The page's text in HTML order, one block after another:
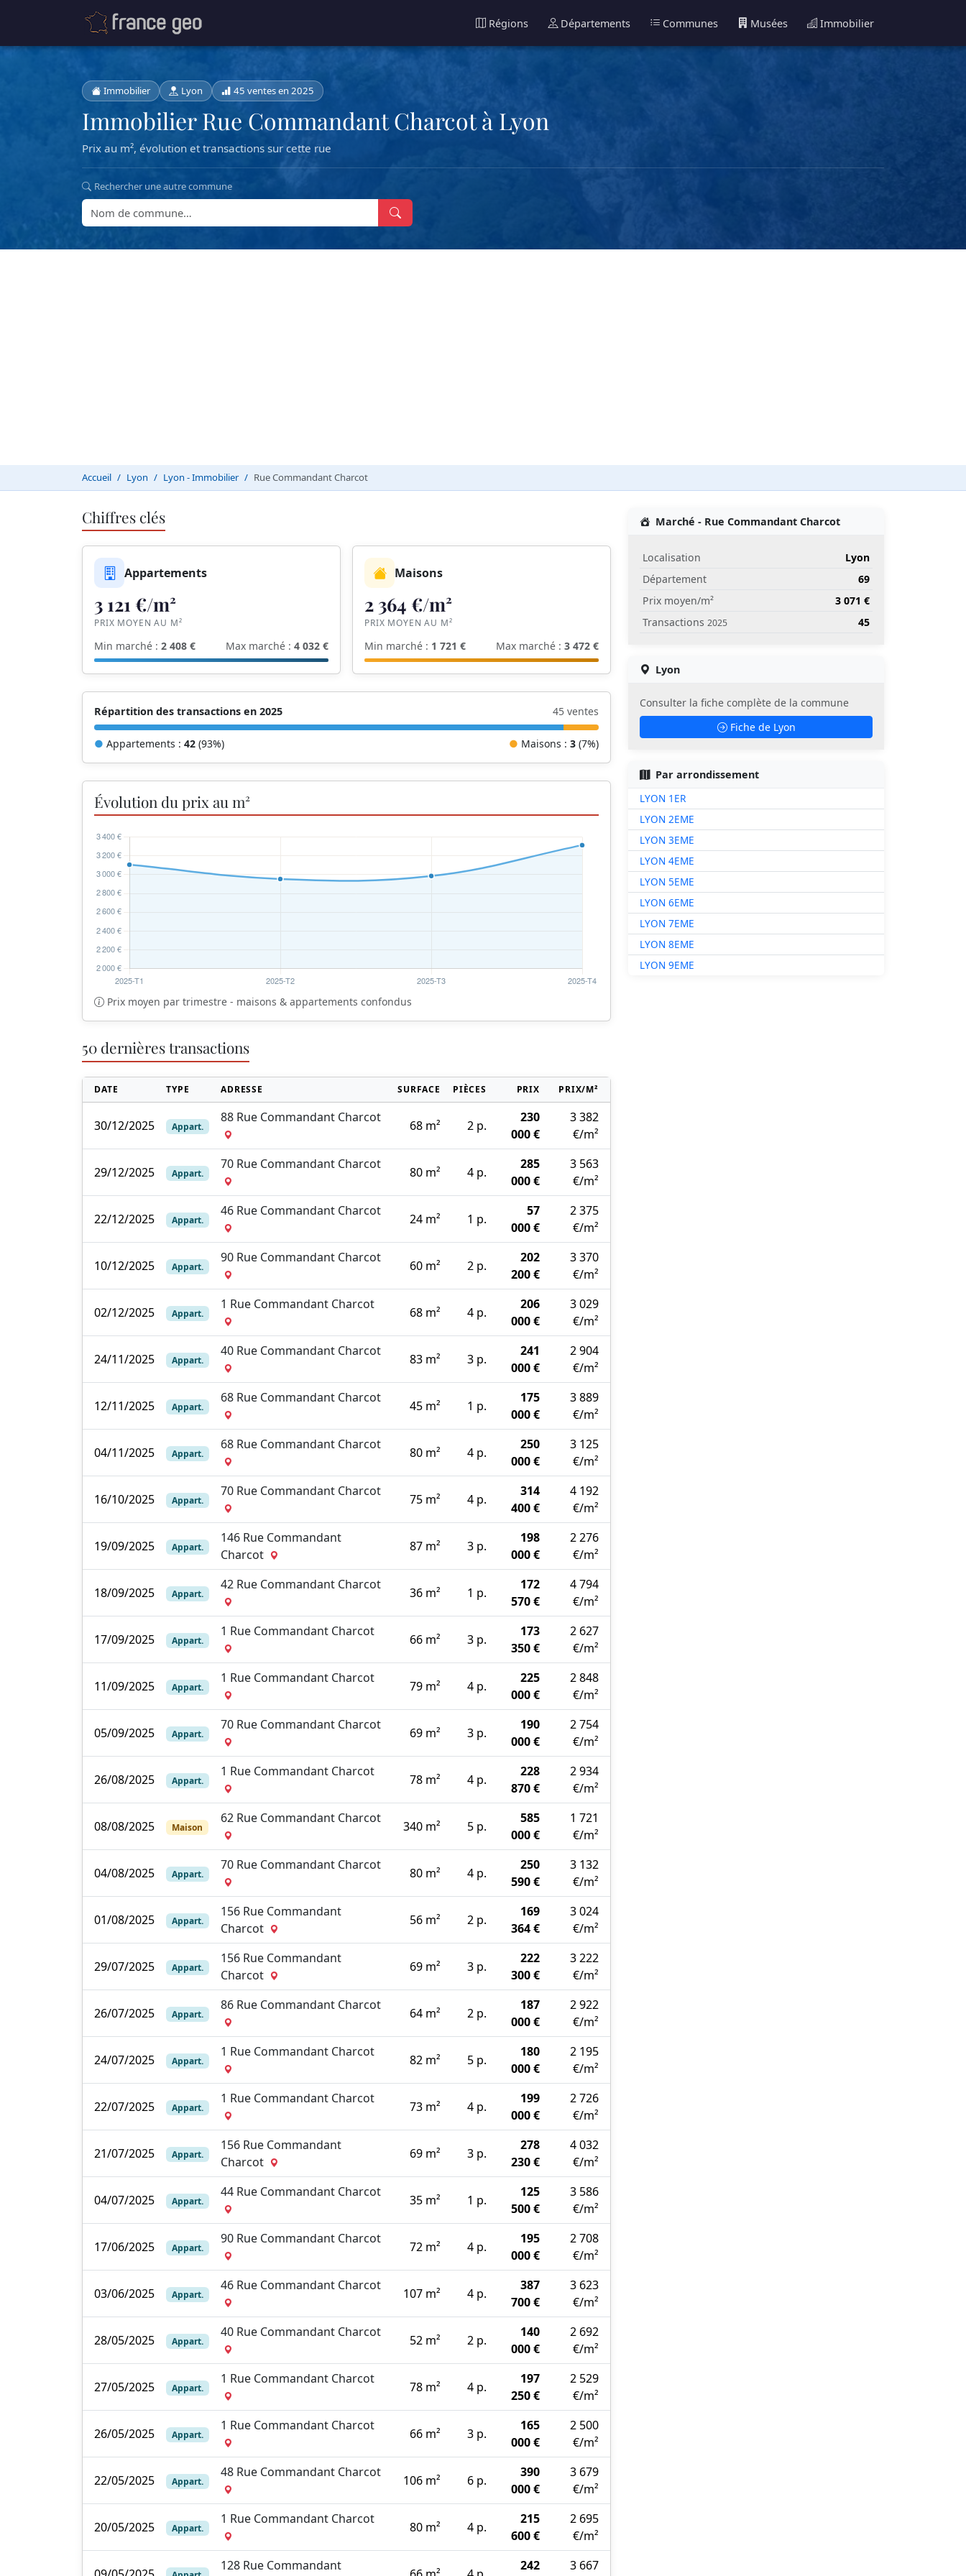
Régions Départements Communes Musées Immobilier
Immobilier Lyon 45 ventes en 2025
Immobilier Rue Commandant Charcot à Lyon
Prix au m², évolution et transactions sur cette rue
Rechercher une autre commune
Accueil Lyon Lyon - Immobilier Rue Commandant Charcot
Chiffres clés
Appartements
3 121 €/m²
PRIX MOYEN AU M²
Min marché : 2 408 € Max marché : 4 032 €
Maisons
2 364 €/m²
PRIX MOYEN AU M²
Min marché : 1 721 € Max marché : 3 472 €
Répartition des transactions en 2025 45 ventes
● Appartements : 42 (93%) ● Maisons : 3 (7%)
Évolution du prix au m²
Prix moyen par trimestre - maisons & appartements confondus
50 dernières transactions
DATE TYPE ADRESSE SURFACE PIÈCES PRIX PRIX/M²
30/12/2025 Appart.
88 Rue Commandant Charcot
68 m² 2 p.
230
000 €
3 382
€/m²
29/12/2025 Appart.
70 Rue Commandant Charcot
80 m² 4 p.
285
000 €
3 563
€/m²
22/12/2025 Appart.
46 Rue Commandant Charcot
24 m² 1 p.
57
000 €
2 375
€/m²
10/12/2025 Appart.
90 Rue Commandant Charcot
60 m² 2 p.
202
200 €
3 370
€/m²
02/12/2025 Appart.
1 Rue Commandant Charcot
68 m² 4 p.
206
000 €
3 029
€/m²
24/11/2025 Appart.
40 Rue Commandant Charcot
83 m² 3 p.
241
000 €
2 904
€/m²
12/11/2025 Appart.
68 Rue Commandant Charcot
45 m² 1 p.
175
000 €
3 889
€/m²
04/11/2025 Appart.
68 Rue Commandant Charcot
80 m² 4 p.
250
000 €
3 125
€/m²
16/10/2025 Appart.
70 Rue Commandant Charcot
75 m² 4 p.
314
400 €
4 192
€/m²
19/09/2025 Appart.
146 Rue Commandant
Charcot
87 m² 3 p.
198
000 €
2 276
€/m²
18/09/2025 Appart.
42 Rue Commandant Charcot
36 m² 1 p.
172
570 €
4 794
€/m²
17/09/2025 Appart.
1 Rue Commandant Charcot
66 m² 3 p.
173
350 €
2 627
€/m²
11/09/2025 Appart.
1 Rue Commandant Charcot
79 m² 4 p.
225
000 €
2 848
€/m²
05/09/2025 Appart.
70 Rue Commandant Charcot
69 m² 3 p.
190
000 €
2 754
€/m²
26/08/2025 Appart.
1 Rue Commandant Charcot
78 m² 4 p.
228
870 €
2 934
€/m²
08/08/2025 Maison
62 Rue Commandant Charcot
340 m² 5 p.
585
000 €
1 721
€/m²
04/08/2025 Appart.
70 Rue Commandant Charcot
80 m² 4 p.
250
590 €
3 132
€/m²
01/08/2025 Appart.
156 Rue Commandant
Charcot
56 m² 2 p.
169
364 €
3 024
€/m²
29/07/2025 Appart.
156 Rue Commandant
Charcot
69 m² 3 p.
222
300 €
3 222
€/m²
26/07/2025 Appart.
86 Rue Commandant Charcot
64 m² 2 p.
187
000 €
2 922
€/m²
24/07/2025 Appart.
1 Rue Commandant Charcot
82 m² 5 p.
180
000 €
2 195
€/m²
22/07/2025 Appart.
1 Rue Commandant Charcot
73 m² 4 p.
199
000 €
2 726
€/m²
21/07/2025 Appart.
156 Rue Commandant
Charcot
69 m² 3 p.
278
230 €
4 032
€/m²
04/07/2025 Appart.
44 Rue Commandant Charcot
35 m² 1 p.
125
500 €
3 586
€/m²
17/06/2025 Appart.
90 Rue Commandant Charcot
72 m² 4 p.
195
000 €
2 708
€/m²
03/06/2025 Appart.
46 Rue Commandant Charcot
107 m² 4 p.
387
700 €
3 623
€/m²
28/05/2025 Appart.
40 Rue Commandant Charcot
52 m² 2 p.
140
000 €
2 692
€/m²
27/05/2025 Appart.
1 Rue Commandant Charcot
78 m² 4 p.
197
250 €
2 529
€/m²
26/05/2025 Appart.
1 Rue Commandant Charcot
66 m² 3 p.
165
000 €
2 500
€/m²
22/05/2025 Appart.
48 Rue Commandant Charcot
106 m² 6 p.
390
000 €
3 679
€/m²
20/05/2025 Appart.
1 Rue Commandant Charcot
80 m² 4 p.
215
600 €
2 695
€/m²
128 Rue Commandant
242
3 667
Marché - Rue Commandant Charcot
Localisation
Lyon
Département
69
Prix moyen/m²
3 071 €
Transactions 2025 45
Lyon
Consulter la fiche complète de la commune
Fiche de Lyon
Par arrondissement
LYON 1ER
LYON 2EME
LYON 3EME
LYON 4EME
LYON 5EME
LYON 6EME
LYON 7EME
LYON 8EME
LYON 9EME